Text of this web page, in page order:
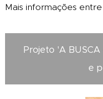
Mais informações
Projeto 'A
e